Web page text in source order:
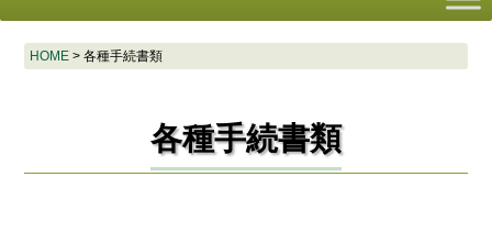
HOME> 各種手続書類
各種手続書類